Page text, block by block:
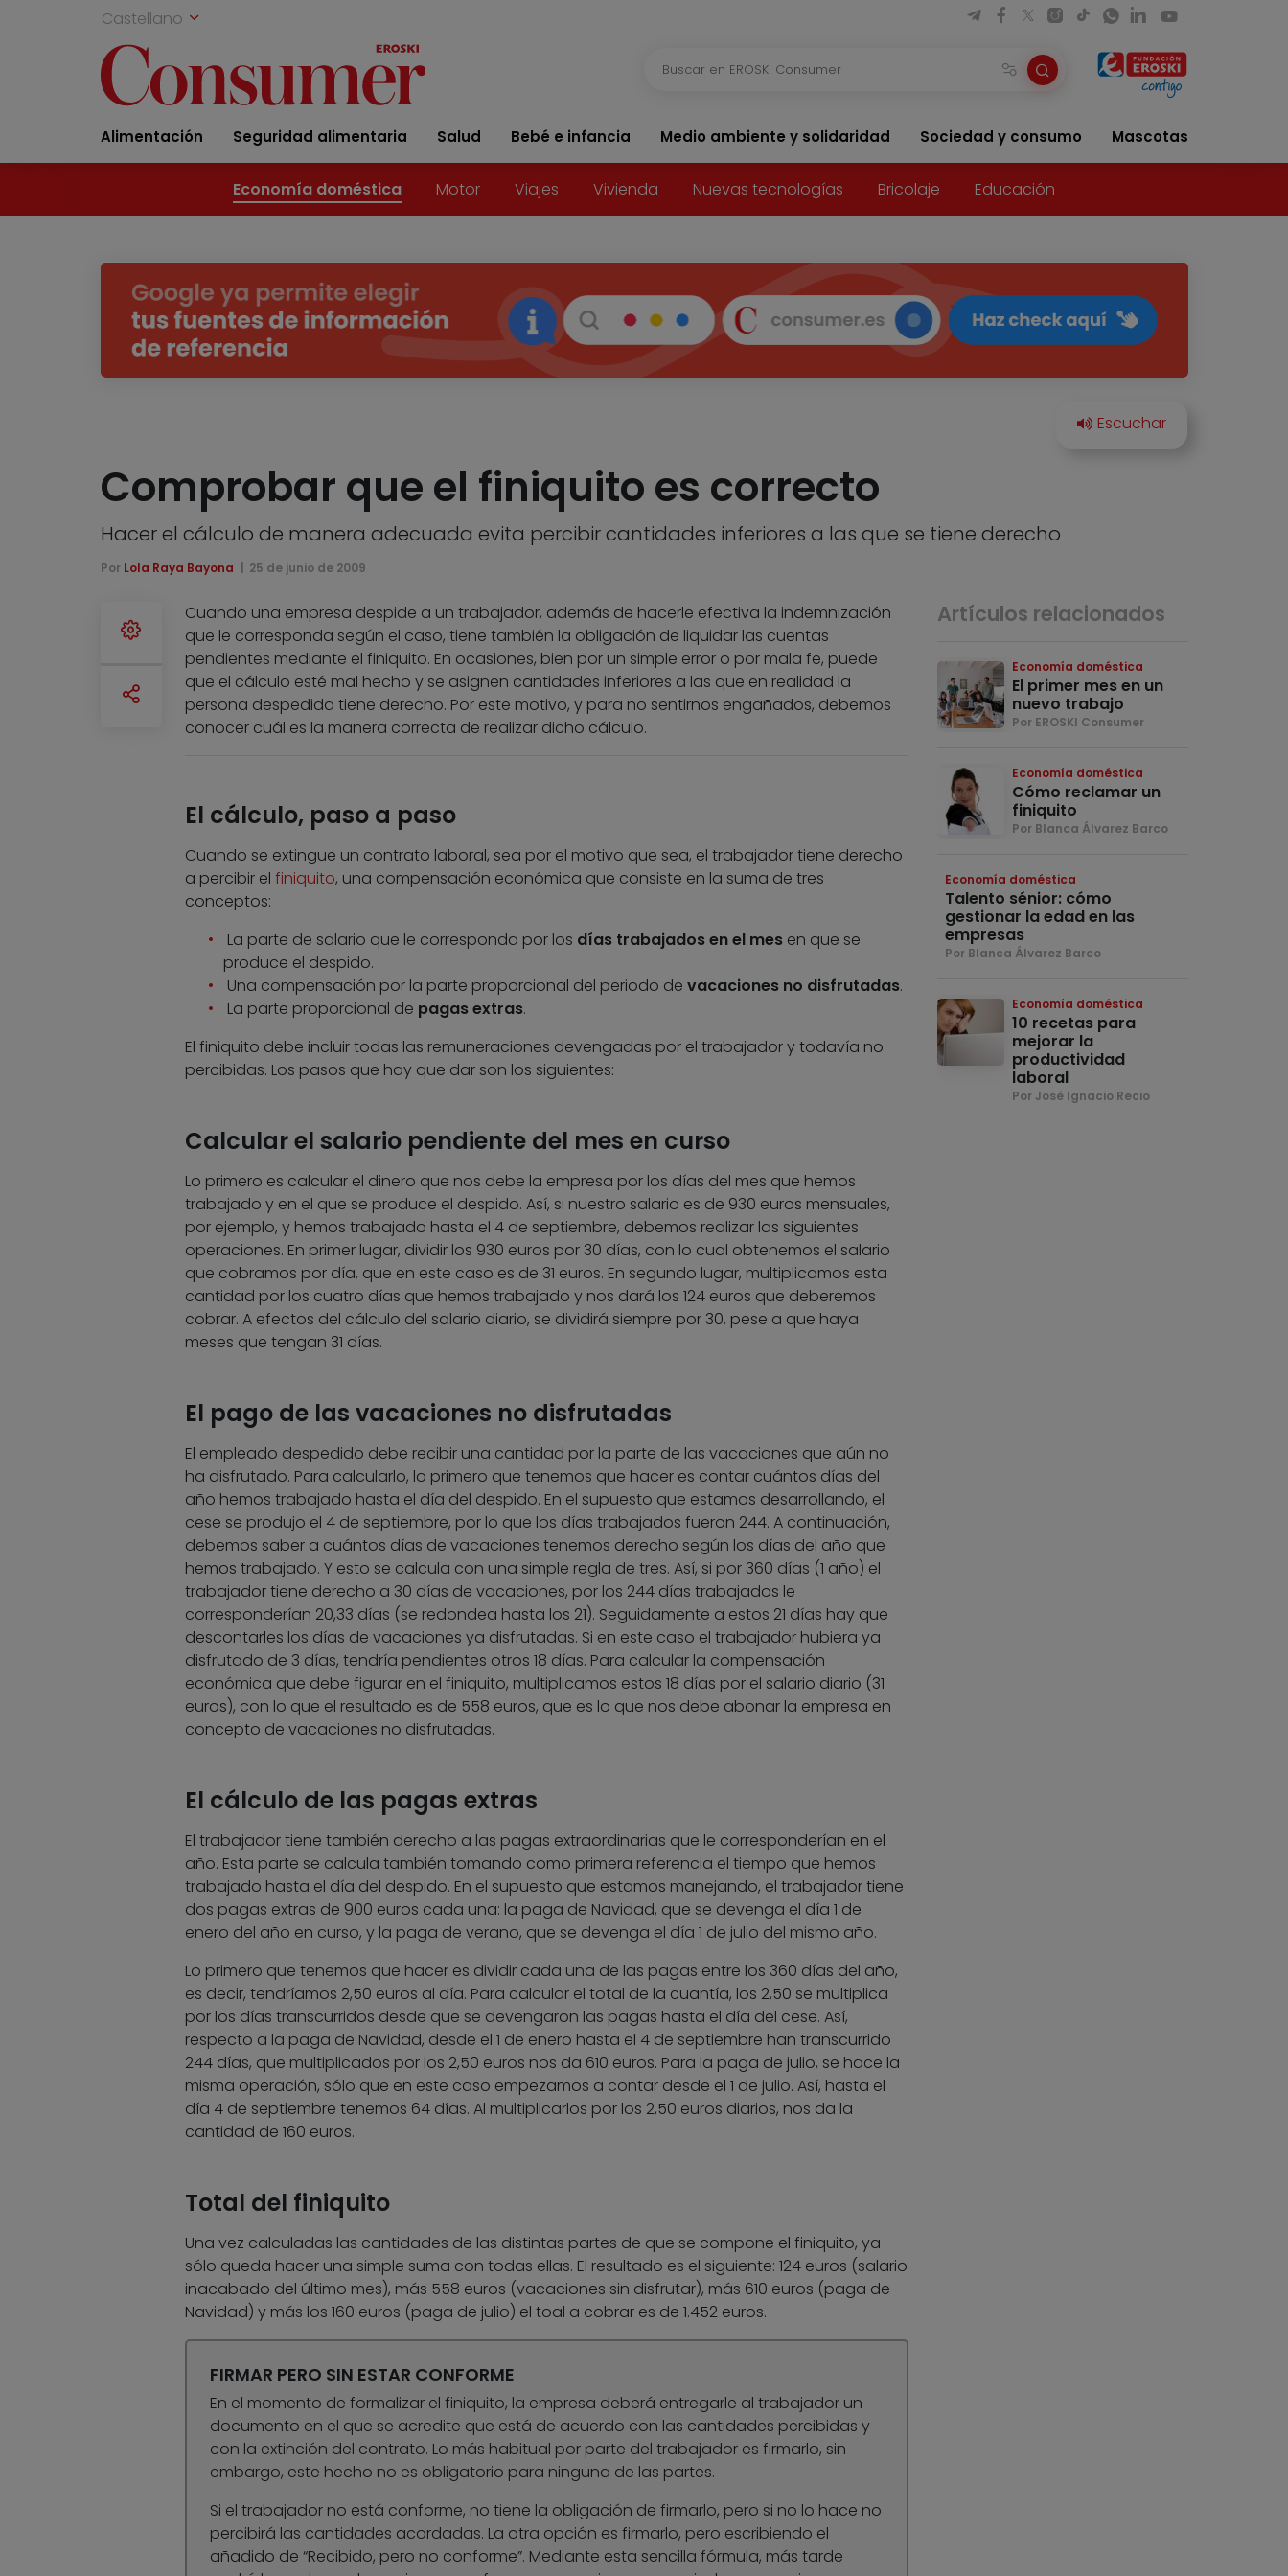
Castellano
Alimentación Seguridad alimentaria Salud Bebé e infancia Medio ambiente y solidaridad Sociedad y consumo Mascotas
Economía doméstica Motor Viajes Vivienda Nuevas tecnologías Bricolaje Educación
Comprobar que el finiquito es correcto
Hacer el cálculo de manera adecuada evita percibir cantidades inferiores a las que se tiene derecho
Por Lola Raya Bayona 25 de junio de 2009
Cuando una empresa despide a un trabajador, además de hacerle efectiva la indemnización
que le corresponda según el caso, tiene también la obligación de liquidar las cuentas
pendientes mediante el finiquito. En ocasiones, bien por un simple error o por mala fe, puede
que el cálculo esté mal hecho y se asignen cantidades inferiores a las que en realidad la
persona despedida tiene derecho. Por este motivo, y para no sentirnos engañados, debemos
conocer cuál es la manera correcta de realizar dicho cálculo.
El cálculo, paso a paso
Cuando se extingue un contrato laboral, sea por el motivo que sea, el trabajador tiene derecho
a percibir el finiquito, una compensación económica que consiste en la suma de tres
conceptos:
La parte de salario que le corresponda por los días trabajados en el mesen que se
produce el despido.
Una compensación por la parte proporcional del periodo de vacaciones no disfrutadas.
La parte proporcional de pagas extras.
El finiquito debe incluir todas las remuneraciones devengadas por el trabajador y todavía no
percibidas. Los pasos que hay que dar son los siguientes:
Calcular el salario pendiente del mes en curso
Lo primero es calcular el dinero que nos debe la empresa por los días del mes que hemos
trabajado y en el que se produce el despido. Así, si nuestro salario es de 930 euros mensuales,
por ejemplo, y hemos trabajado hasta el 4 de septiembre, debemos realizar las siguientes
operaciones. En primer lugar, dividir los 930 euros por 30 días, con lo cual obtenemos el salario
que cobramos por día, que en este caso es de 31 euros. En segundo lugar, multiplicamos esta
cantidad por los cuatro días que hemos trabajado y nos dará los 124 euros que deberemos
cobrar. A efectos del cálculo del salario diario, se dividirá siempre por 30, pese a que haya
meses que tengan 31 días.
El pago de las vacaciones no disfrutadas
El empleado despedido debe recibir una cantidad por la parte de las vacaciones que aún no
ha disfrutado. Para calcularlo, lo primero que tenemos que hacer es contar cuántos días del
año hemos trabajado hasta el día del despido. En el supuesto que estamos desarrollando, el
cese se produjo el 4 de septiembre, por lo que los días trabajados fueron 244. A continuación,
debemos saber a cuántos días de vacaciones tenemos derecho según los días del año que
hemos trabajado. Y esto se calcula con una simple regla de tres. Así, si por 360 días (1 año) el
trabajador tiene derecho a 30 días de vacaciones, por los 244 días trabajados le
corresponderían 20,33 días (se redondea hasta los 21). Seguidamente a estos 21 días hay que
descontarles los días de vacaciones ya disfrutadas. Si en este caso el trabajador hubiera ya
disfrutado de 3 días, tendría pendientes otros 18 días. Para calcular la compensación
económica que debe figurar en el finiquito, multiplicamos estos 18 días por el salario diario (31
euros), con lo que el resultado es de 558 euros, que es lo que nos debe abonar la empresa en
concepto de vacaciones no disfrutadas.
El cálculo de las pagas extras
El trabajador tiene también derecho a las pagas extraordinarias que le corresponderían en el
año. Esta parte se calcula también tomando como primera referencia el tiempo que hemos
trabajado hasta el día del despido. En el supuesto que estamos manejando, el trabajador tiene
dos pagas extras de 900 euros cada una: la paga de Navidad, que se devenga el día 1 de
enero del año en curso, y la paga de verano, que se devenga el día 1 de julio del mismo año.
Lo primero que tenemos que hacer es dividir cada una de las pagas entre los 360 días del año,
es decir, tendríamos 2,50 euros al día. Para calcular el total de la cuantía, los 2,50 se multiplica
por los días transcurridos desde que se devengaron las pagas hasta el día del cese. Así,
respecto a la paga de Navidad, desde el 1 de enero hasta el 4 de septiembre han transcurrido
244 días, que multiplicados por los 2,50 euros nos da 610 euros. Para la paga de julio, se hace la
misma operación, sólo que en este caso empezamos a contar desde el 1 de julio. Así, hasta el
día 4 de septiembre tenemos 64 días. Al multiplicarlos por los 2,50 euros diarios, nos da la
cantidad de 160 euros.
Total del finiquito
Una vez calculadas las cantidades de las distintas partes de que se compone el finiquito, ya
sólo queda hacer una simple suma con todas ellas. El resultado es el siguiente: 124 euros (salario
inacabado del último mes), más 558 euros (vacaciones sin disfrutar), más 610 euros (paga de
Navidad) y más los 160 euros (paga de julio) el toal a cobrar es de 1.452 euros.
FIRMAR PERO SIN ESTAR CONFORME
En el momento de formalizar el finiquito, la empresa deberá entregarle al trabajador un
documento en el que se acredite que está de acuerdo con las cantidades percibidas y
con la extinción del contrato. Lo más habitual por parte del trabajador es firmarlo, sin
embargo, este hecho no es obligatorio para ninguna de las partes.
Si el trabajador no está conforme, no tiene la obligación de firmarlo, pero si no lo hace no
percibirá las cantidades acordadas. La otra opción es firmarlo, pero escribiendo el
añadido de “Recibido, pero no conforme”. Mediante esta sencilla fórmula, más tarde
Artículos relacionados
Economía doméstica
El primer mes en un
nuevo trabajo
Por EROSKI Consumer
Economía doméstica
Cómo reclamar un
finiquito
Por Blanca Álvarez Barco
Economía doméstica
Talento sénior: cómo
gestionar la edad en las
empresas
Por Blanca Álvarez Barco
Economía doméstica
10 recetas para
mejorar la
productividad
laboral
Por José Ignacio Recio